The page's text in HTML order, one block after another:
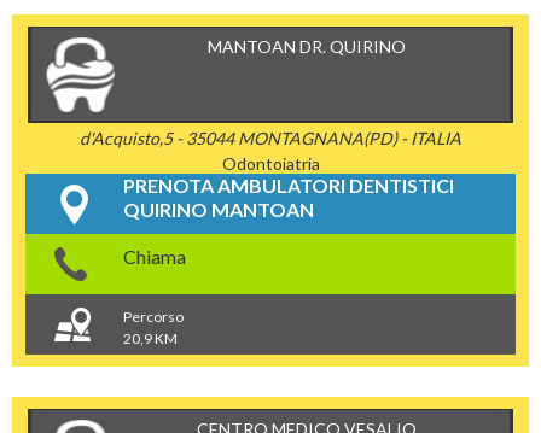
MANTOAN DR. QUIRINO
d'Acquisto,5 - 35044 MONTAGNANA(PD) - ITALIA
Odontoiatria
PRENOTA AMBULATORI DENTISTICI
QUIRINO MANTOAN
Chiama
Percorso
20,9 KM
CENTRO MEDICO VESALIO